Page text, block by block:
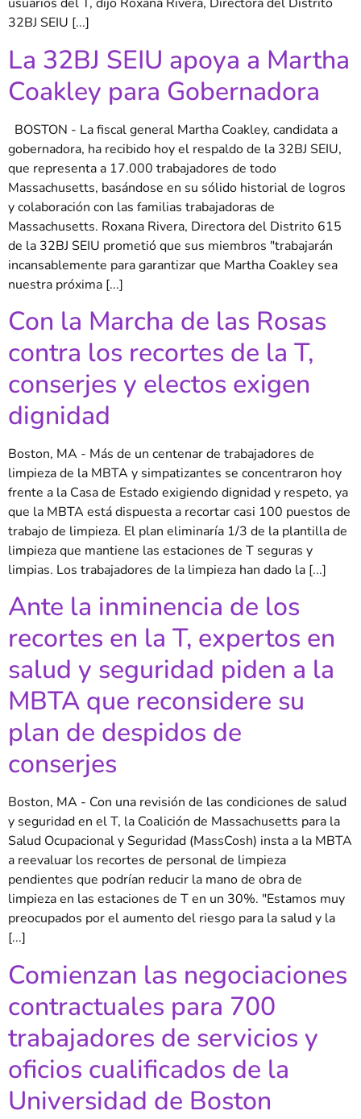
32BJ SEIU [...]
La 32BJ SEIU apoya a Martha
Coakley para Gobernadora
BOSTON - La fiscal general Martha Coakley, candidata a
gobernadora, ha recibido hoy el respaldo de la 32BJ SEIU,
que representa a 17.000 trabajadores de todo
Massachusetts, basándose en su sólido historial de logros
y colaboración con las familias trabajadoras de
Massachusetts. Roxana Rivera, Directora del Distrito 615
de la 32BJ SEIU prometió que sus miembros "trabajarán
incansablemente para garantizar que Martha Coakley sea
nuestra próxima [...]
Con la Marcha de las Rosas
contra los recortes de la T,
conserjes y electos exigen
dignidad
Boston, MA - Más de un centenar de trabajadores de
limpieza de la MBTA y simpatizantes se concentraron hoy
frente a la Casa de Estado exigiendo dignidad y respeto, ya
que la MBTA está dispuesta a recortar casi 100 puestos de
trabajo de limpieza. El plan eliminaría 1/3 de la plantilla de
limpieza que mantiene las estaciones de T seguras y
limpias. Los trabajadores de la limpieza han dado la [...]
Ante la inminencia de los
recortes en la T, expertos en
salud y seguridad piden a la
MBTA que reconsidere su
plan de despidos de
conserjes
Boston, MA - Con una revisión de las condiciones de salud
y seguridad en el T, la Coalición de Massachusetts para la
Salud Ocupacional y Seguridad (MassCosh) insta a la MBTA
a reevaluar los recortes de personal de limpieza
pendientes que podrían reducir la mano de obra de
limpieza en las estaciones de T en un 30%. "Estamos muy
preocupados por el aumento del riesgo para la salud y la
[...]
Comienzan las negociaciones
contractuales para 700
trabajadores de servicios y
oficios cualificados de la
Universidad de Boston